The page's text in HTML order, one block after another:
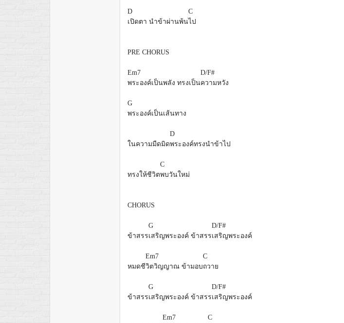
D
C
เปิดตา นำข้าผ่านพ้นไป
PRE CHORUS
Em7
D/F#
พระองค์เป็นพลัง ทรงเป็นความหวัง
G
พระองค์เป็นเส้นทาง
D
ในความมืดมิดพระองค์ทรงนำข้าไป
C
ทรงให้ชีวิตพบวันใหม่
CHORUS
G
D/F#
ข้าสรรเสริญพระองค์ ข้าสรรเสริญพระองค์
Em7
C
หมดชีวิตวิญญาณ ข้ามอบถวาย
G
D/F#
ข้าสรรเสริญพระองค์ ข้าสรรเสริญพระองค์
Em7
C